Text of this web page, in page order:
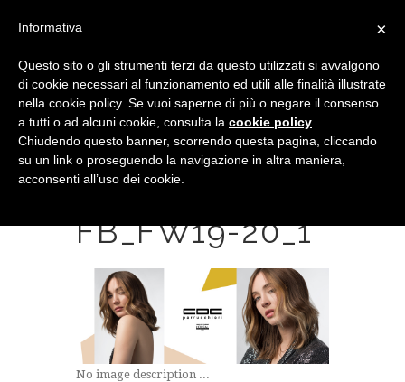
COPERTINE-
FB_FW19-20_1
No image description ...
×
Informativa
Questo sito o gli strumenti terzi da questo utilizzati si avvalgono
di cookie necessari al funzionamento ed utili alle finalità illustrate
nella cookie policy. Se vuoi saperne di più o negare il consenso
a tutti o ad alcuni cookie, consulta la cookie policy
Chiudendo questo banner, scorrendo questa pagina, cliccando
su un link o proseguendo la navigazione in altra maniera,
acconsenti all’uso dei cookie.